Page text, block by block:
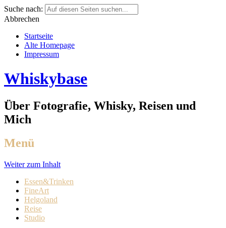
Suche nach:
Abbrechen
Startseite
Alte Homepage
Impressum
Whiskybase
Über Fotografie, Whisky, Reisen und
Mich
Menü
Weiter zum Inhalt
Essen&Trinken
FineArt
Helgoland
Reise
Studio